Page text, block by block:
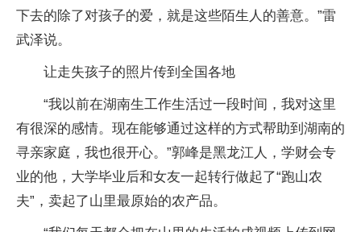
下去的除了对孩子的爱，就是这些陌生人的善意。”雷
武泽说。
让走失孩子的照片传到全国各地
“我以前在湖南生工作生活过一段时间，我对这里
有很深的感情。现在能够通过这样的方式帮助到湖南的
寻亲家庭，我也很开心。”郭峰是黑龙江人，学财会专
业的他，大学毕业后和女友一起转行做起了“跑山农
夫”，卖起了山里最原始的农产品。